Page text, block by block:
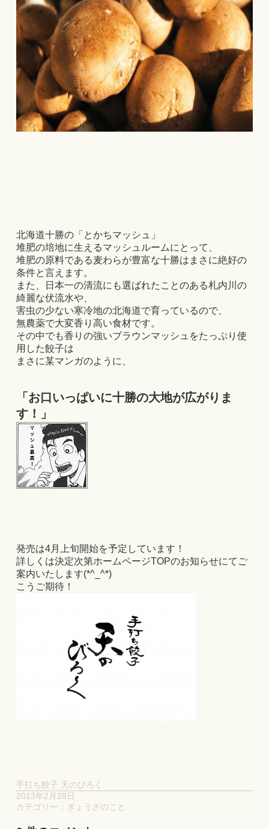
北海道十勝の「とかちマッシュ」
堆肥の培地に生えるマッシュルームにとって、
堆肥の原料である麦わらが豊富な十勝はまさに絶好の
条件と言えます。
また、日本一の清流にも選ばれたことのある札内川の
綺麗な伏流水や、
害虫の少ない寒冷地の北海道で育っているので、
無農薬で大変香り高い食材です。
その中でも香りの強いブラウンマッシュをたっぷり使
用した餃子は
まさに某マンガのように、
「お口いっぱいに十勝の大地が広がりま
す！」
発売は4月上旬開始を予定しています！
詳しくは決定次第ホームページTOPのお知らせにてご
案内いたします(*^_^*)
こうご期待！
手打ち餃子 天のびろく
2013年2月28日
カテゴリー： ぎょうざのこと